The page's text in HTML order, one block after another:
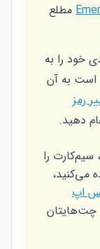
مطلع
خود را به
است به آن
رمز
دهید.
را
می‌کنید،
اپ
چت‌هایتان